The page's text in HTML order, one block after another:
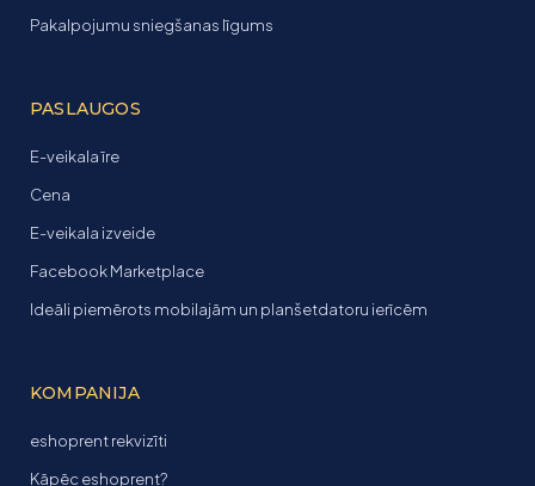
Pakalpojumu sniegšanas līgums
PASLAUGOS
E-veikala īre
Cena
E-veikala izveide
Facebook Marketplace
Ideāli piemērots mobilajām un planšetdatoru ierīcēm
KOMPANIJA
eshoprent rekvizīti
Kāpēc eshoprent?